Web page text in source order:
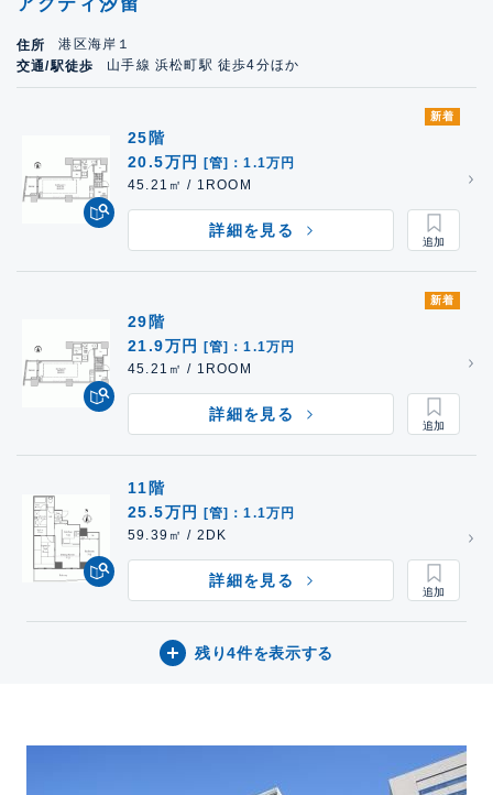
住所
港区海岸１
交通/駅徒歩
山手線 浜松町駅 徒歩4分ほか
新着
25階
20.5万円
[管]：1.1万円
45.21㎡ / 1ROOM
詳細を見る
新着
29階
21.9万円
[管]：1.1万円
45.21㎡ / 1ROOM
詳細を見る
11階
25.5万円
[管]：1.1万円
59.39㎡ / 2DK
詳細を見る
残り4件を表示する